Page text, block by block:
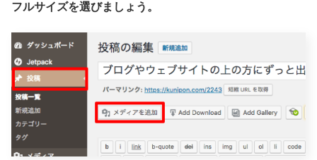
フルサイズを選びましょう。